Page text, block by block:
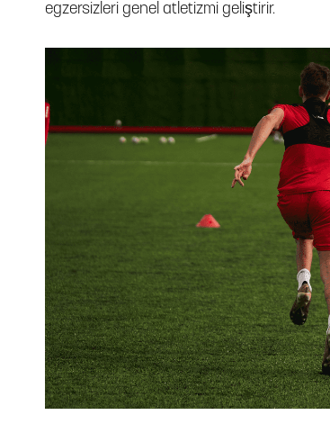
egzersizleri genel atletizmi geliştirir.